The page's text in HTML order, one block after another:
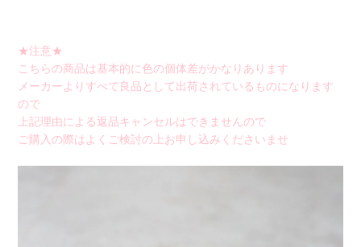
★注意★
こちらの商品は基本的に色の個体差がかなりあります
メーカーよりすべて良品として出荷されているものになります
ので
上記理由による返品キャンセルはできませんので
ご購入の際はよくご検討の上お申し込みくださいませ